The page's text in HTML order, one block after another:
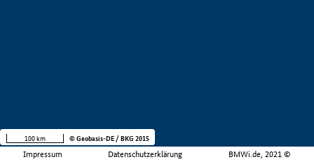
Impressum Datenschutzerklärung BMWi.de, 2021 ©
100 km © Geobasis-DE / BKG 2015